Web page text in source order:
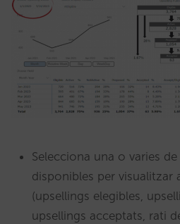
Selecciona una o varies
disponibles per visualitzar
(upsellings elegibles,
upsellings acceptats, rati